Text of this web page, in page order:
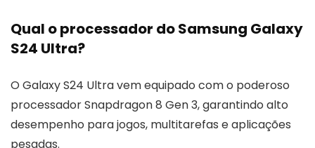
Qual o processador do Samsung Galaxy
S24 Ultra?
O Galaxy S24 Ultra vem equipado com o poderoso
processador Snapdragon 8 Gen 3, garantindo alto
desempenho para jogos, multitarefas e aplicações
pesadas.